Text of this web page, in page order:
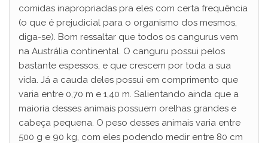
comidas inapropriadas pra eles com certa frequência
(o que é prejudicial para o organismo dos mesmos,
diga-se). Bom ressaltar que todos os cangurus vem
na Austrália continental. O canguru possui pelos
bastante espessos, e que crescem por toda a sua
vida. Já a cauda deles possui em comprimento que
varia entre 0,70 m e 1,40 m. Salientando ainda que a
maioria desses animais possuem orelhas grandes e
cabeça pequena. O peso desses animais varia entre
500 g e 90 kg, com eles podendo medir entre 80 cm